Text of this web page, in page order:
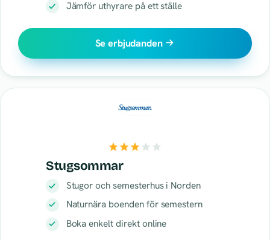
Jämför uthyrare på ett ställe
Se erbjudanden
Stugsommar
Stugor och semesterhus i Norden
Naturnära boenden för semestern
Boka enkelt direkt online